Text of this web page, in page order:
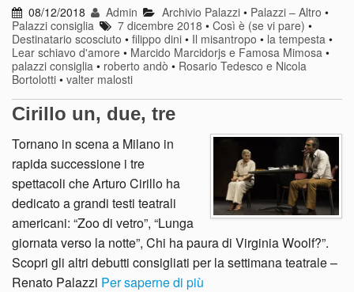
08/12/2018 Admin Archivio Palazzi• Palazzi – Altro •
Palazzi consiglia
7 dicembre 2018 •Così è (se vi pare) •
Destinatario scosciuto • filippo dini • Il misantropo • la tempesta •
Lear schiavo d'amore • Marcido Marcidorjs e Famosa Mimosa •
palazzi consiglia • roberto andò • Rosario Tedesco e Nicola
Bortolotti • valter malosti
Cirillo un, due, tre
Tornano in scena a Milano in
rapida successione i tre
spettacoli che Arturo Cirillo ha
dedicato a grandi testi teatrali
americani: “Zoo di vetro”, “Lunga
giornata verso la notte”, Chi ha paura di Virginia Woolf?”.
Scopri gli altri debutti consigliati per la settimana teatrale –
Renato Palazzi Per saperne di più